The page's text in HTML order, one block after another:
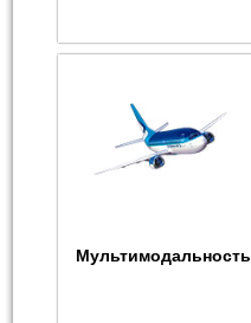
Мультимодальность